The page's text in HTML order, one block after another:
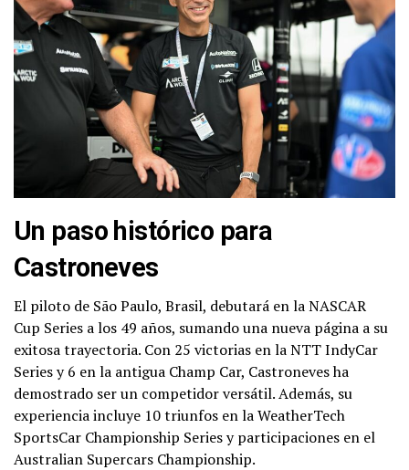
Un paso histórico para
Castroneves
El piloto de São Paulo, Brasil, debutará en la NASCAR
Cup Series a los 49 años, sumando una nueva página a su
exitosa trayectoria. Con 25 victorias en la NTT IndyCar
Series y 6 en la antigua Champ Car, Castroneves ha
demostrado ser un competidor versátil. Además, su
experiencia incluye 10 triunfos en la WeatherTech
SportsCar Championship Series y participaciones en el
Australian Supercars Championship.